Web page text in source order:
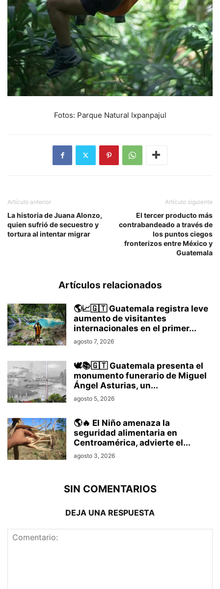
Fotos: Parque Natural Ixpanpajul
Artículo anterior
La historia de Juana Alonzo,
quien sufrió de secuestro y
tortura al intentar migrar
Artículo siguiente
El tercer producto más
contrabandeado a través de
los puntos ciegos
fronterizos entre México y
Guatemala
Artículos relacionados
🌎📈🇬🇹 Guatemala registra leve
aumento de visitantes
internacionales en el primer...
agosto 7, 2026
🕊️📚🇬🇹 Guatemala presenta el
monumento funerario de Miguel
Ángel Asturias, un...
agosto 5, 2026
🌎🔥 El Niño amenaza la
seguridad alimentaria en
Centroamérica, advierte el...
agosto 3, 2026
SIN COMENTARIOS
DEJA UNA RESPUESTA